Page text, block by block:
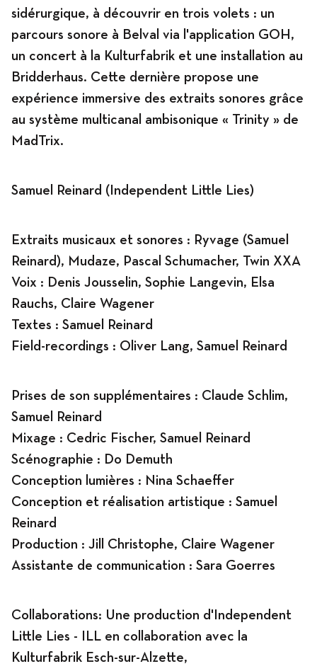
Programme
News
Agenda
Expositions
sidérurgique, à découvrir en trois volets : un
parcours sonore à Belval via l'application GOH,
un concert à la Kulturfabrik et une installation au
Bridderhaus. Cette dernière propose une
expérience immersive des extraits sonores grâce
au système multicanal ambisonique « Trinity » de
MadTrix.
Samuel Reinard (Independent Little Lies)
Extraits musicaux et sonores : Ryvage (Samuel
Reinard), Mudaze, Pascal Schumacher, Twin XXA
Voix : Denis Jousselin, Sophie Langevin, Elsa
Rauchs, Claire Wagener
Textes : Samuel Reinard
Field-recordings : Oliver Lang, Samuel Reinard
Prises de son supplémentaires : Claude Schlim,
Samuel Reinard
Mixage : Cedric Fischer, Samuel Reinard
Scénographie : Do Demuth
Conception lumières : Nina Schaeffer
Conception et réalisation artistique : Samuel
Reinard
Production : Jill Christophe, Claire Wagener
Assistante de communication : Sara Goerres
Collaborations: Une production d'Independent
Little Lies - ILL en collaboration avec la
Kulturfabrik Esch-sur-Alzette,